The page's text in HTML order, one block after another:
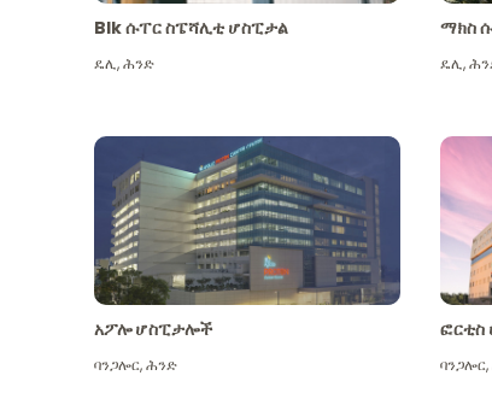
Blk ሱፐር ስፔሻሊቲ ሆስፒታል
ዴሊ,ሕንድ
ማክስ
ዴሊ,
አፖሎ ሆስፒታሎች
ባንጋሎር,ሕንድ
ፎርቲስ
ባንጋሎር,